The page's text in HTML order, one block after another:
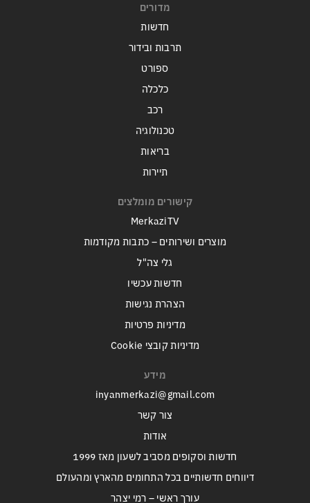
מדורים
חדשות
תרבות ובידור
ספורט
כלכלה
רכב
טכנולוגיה
בריאות
תיירות
קישורים מומלצים
MerkaziTV
מוצרים ושירותים – כתבות מקודמות
גלי צה"ל
חדשות עכשיו
הצהרת נגישות
מדיניות פרטיות
מדיניות קובצי Cookie
מידע
inyanmerkazi@gmail.com
צור קשר
אודות
חדשות וסקופים מסביב לשעון מאז 1999
דיווחים חדשותיים בכל התחומים מהארץ ומהעולם
עורך ראשי – רמי יצהר